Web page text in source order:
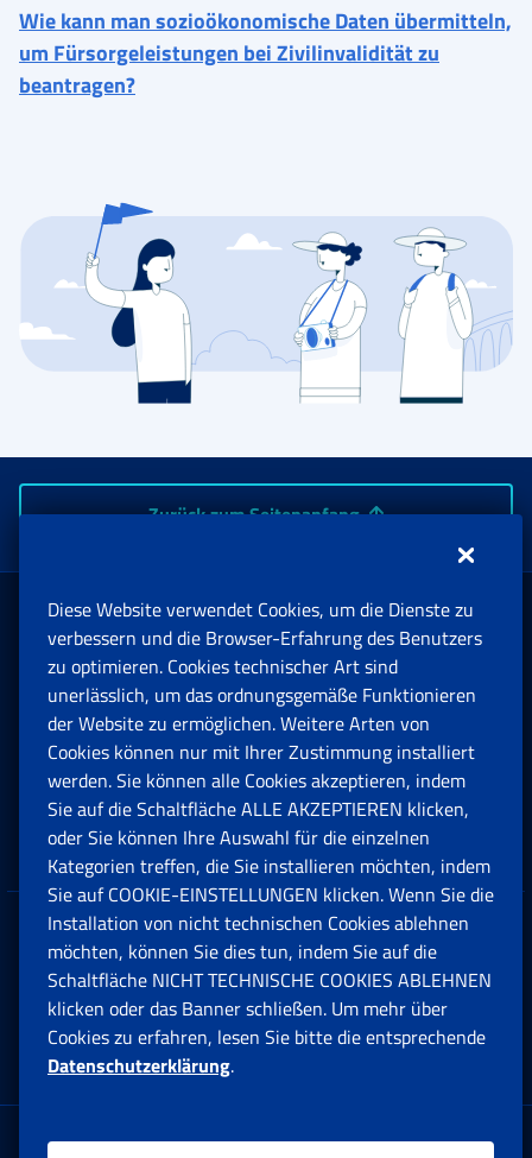
Wie kann man sozioökonomische Daten übermitteln,
um Fürsorgeleistungen bei Zivilinvalidität zu
beantragen?
Zurück zum Seitenanfang
Rente und Sozialversicherung
Arbeit
Beihilfen, Subventionen und Entschädigungen
Unternehmen und Freiberufler
Datenschutz
Cookie einstellungen
Multikanal-Contact Center
Firmensitz:
Diese Website verwendet Cookies, um die Dienste zu
verbessern und die Browser-Erfahrung des Benutzers
zu optimieren. Cookies technischer Art sind
unerlässlich, um das ordnungsgemäße Funktionieren
der Website zu ermöglichen. Weitere Arten von
Cookies können nur mit Ihrer Zustimmung installiert
werden. Sie können alle Cookies akzeptieren, indem
Sie auf die Schaltfläche ALLE AKZEPTIEREN klicken,
oder Sie können Ihre Auswahl für die einzelnen
Kategorien treffen, die Sie installieren möchten, indem
Sie auf COOKIE-EINSTELLUNGEN klicken. Wenn Sie die
Installation von nicht technischen Cookies ablehnen
möchten, können Sie dies tun, indem Sie auf die
Schaltfläche NICHT TECHNISCHE COOKIES ABLEHNEN
klicken oder das Banner schließen. Um mehr über
Cookies zu erfahren, lesen Sie bitte die entsprechende
Datenschutzerklärung.